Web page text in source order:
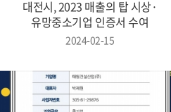
대전시, 2023 매출의 탑 시상·
유망중소기업 인증서 수여
2024-02-15